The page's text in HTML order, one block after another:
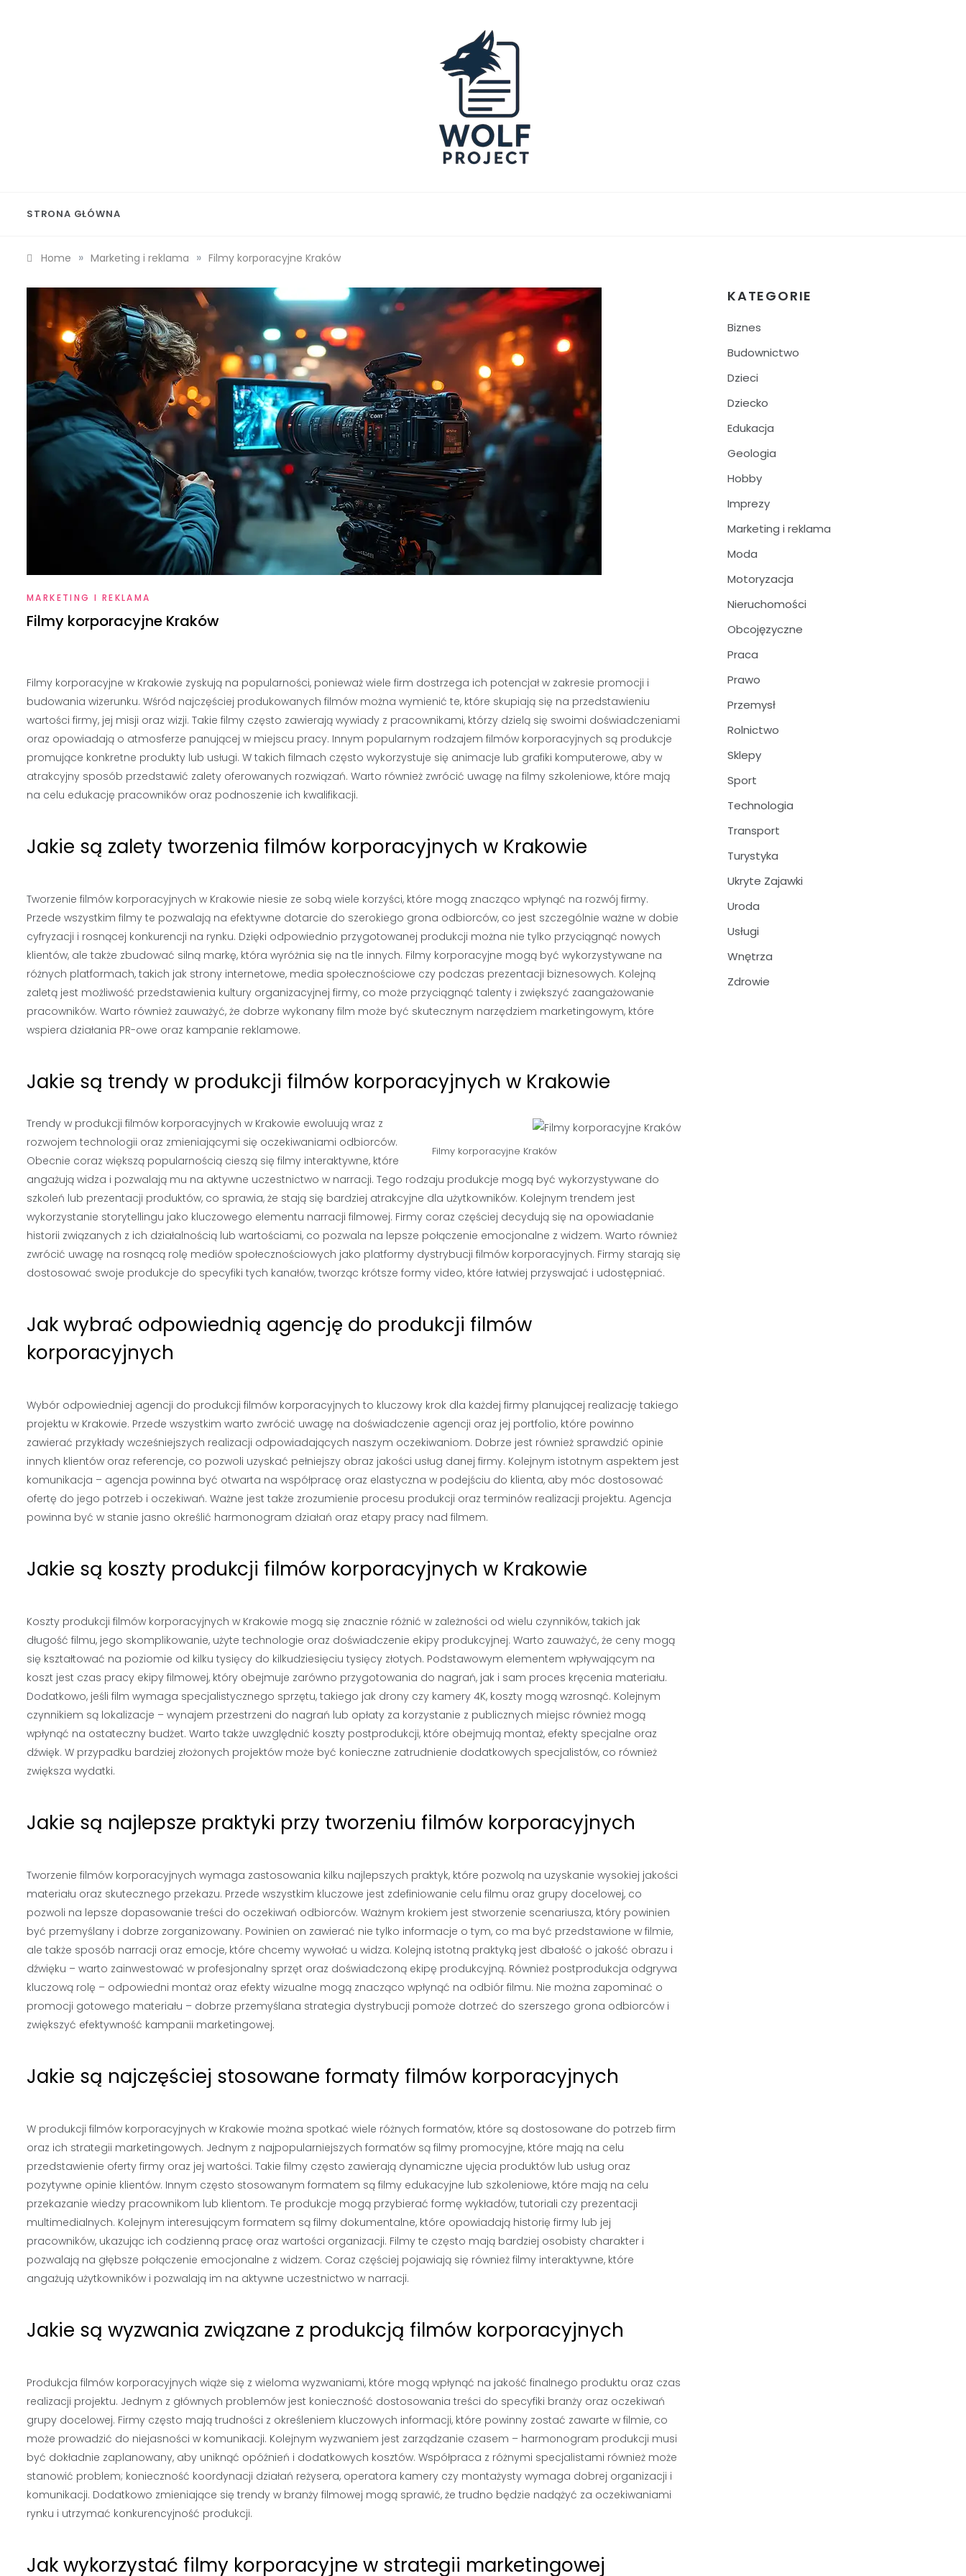
STRONA GŁÓWNA
Home » Marketing i reklama » Filmy korporacyjne Kraków
MARKETING I REKLAMA
Filmy korporacyjne Kraków
Filmy korporacyjne w Krakowie zyskują na popularności, ponieważ wiele firm dostrzega ich potencjał w zakresie promocji i
budowania wizerunku. Wśród najczęściej produkowanych filmów można wymienić te, które skupiają się na przedstawieniu
wartości firmy, jej misji oraz wizji. Takie filmy często zawierają wywiady z pracownikami, którzy dzielą się swoimi doświadczeniami
oraz opowiadają o atmosferze panującej w miejscu pracy. Innym popularnym rodzajem filmów korporacyjnych są produkcje
promujące konkretne produkty lub usługi. W takich filmach często wykorzystuje się animacje lub grafiki komputerowe, aby w
atrakcyjny sposób przedstawić zalety oferowanych rozwiązań. Warto również zwrócić uwagę na filmy szkoleniowe, które mają
na celu edukację pracowników oraz podnoszenie ich kwalifikacji.
Jakie są zalety tworzenia filmów korporacyjnych w Krakowie
Tworzenie filmów korporacyjnych w Krakowie niesie ze sobą wiele korzyści, które mogą znacząco wpłynąć na rozwój firmy.
Przede wszystkim filmy te pozwalają na efektywne dotarcie do szerokiego grona odbiorców, co jest szczególnie ważne w dobie
cyfryzacji i rosnącej konkurencji na rynku. Dzięki odpowiednio przygotowanej produkcji można nie tylko przyciągnąć nowych
klientów, ale także zbudować silną markę, która wyróżnia się na tle innych. Filmy korporacyjne mogą być wykorzystywane na
różnych platformach, takich jak strony internetowe, media społecznościowe czy podczas prezentacji biznesowych. Kolejną
zaletą jest możliwość przedstawienia kultury organizacyjnej firmy, co może przyciągnąć talenty i zwiększyć zaangażowanie
pracowników. Warto również zauważyć, że dobrze wykonany film może być skutecznym narzędziem marketingowym, które
wspiera działania PR-owe oraz kampanie reklamowe.
Jakie są trendy w produkcji filmów korporacyjnych w Krakowie
Filmy korporacyjne Kraków
Trendy w produkcji filmów korporacyjnych w Krakowie ewoluują wraz z
rozwojem technologii oraz zmieniającymi się oczekiwaniami odbiorców.
Obecnie coraz większą popularnością cieszą się filmy interaktywne, które
angażują widza i pozwalają mu na aktywne uczestnictwo w narracji. Tego rodzaju produkcje mogą być wykorzystywane do
szkoleń lub prezentacji produktów, co sprawia, że stają się bardziej atrakcyjne dla użytkowników. Kolejnym trendem jest
wykorzystanie storytellingu jako kluczowego elementu narracji filmowej. Firmy coraz częściej decydują się na opowiadanie
historii związanych z ich działalnością lub wartościami, co pozwala na lepsze połączenie emocjonalne z widzem. Warto również
zwrócić uwagę na rosnącą rolę mediów społecznościowych jako platformy dystrybucji filmów korporacyjnych. Firmy starają się
dostosować swoje produkcje do specyfiki tych kanałów, tworząc krótsze formy video, które łatwiej przyswajać i udostępniać.
Jak wybrać odpowiednią agencję do produkcji filmów
korporacyjnych
Wybór odpowiedniej agencji do produkcji filmów korporacyjnych to kluczowy krok dla każdej firmy planującej realizację takiego
projektu w Krakowie. Przede wszystkim warto zwrócić uwagę na doświadczenie agencji oraz jej portfolio, które powinno
zawierać przykłady wcześniejszych realizacji odpowiadających naszym oczekiwaniom. Dobrze jest również sprawdzić opinie
innych klientów oraz referencje, co pozwoli uzyskać pełniejszy obraz jakości usług danej firmy. Kolejnym istotnym aspektem jest
komunikacja – agencja powinna być otwarta na współpracę oraz elastyczna w podejściu do klienta, aby móc dostosować
ofertę do jego potrzeb i oczekiwań. Ważne jest także zrozumienie procesu produkcji oraz terminów realizacji projektu. Agencja
powinna być w stanie jasno określić harmonogram działań oraz etapy pracy nad filmem.
Jakie są koszty produkcji filmów korporacyjnych w Krakowie
Koszty produkcji filmów korporacyjnych w Krakowie mogą się znacznie różnić w zależności od wielu czynników, takich jak
długość filmu, jego skomplikowanie, użyte technologie oraz doświadczenie ekipy produkcyjnej. Warto zauważyć, że ceny mogą
się kształtować na poziomie od kilku tysięcy do kilkudziesięciu tysięcy złotych. Podstawowym elementem wpływającym na
koszt jest czas pracy ekipy filmowej, który obejmuje zarówno przygotowania do nagrań, jak i sam proces kręcenia materiału.
Dodatkowo, jeśli film wymaga specjalistycznego sprzętu, takiego jak drony czy kamery 4K, koszty mogą wzrosnąć. Kolejnym
czynnikiem są lokalizacje – wynajem przestrzeni do nagrań lub opłaty za korzystanie z publicznych miejsc również mogą
wpłynąć na ostateczny budżet. Warto także uwzględnić koszty postprodukcji, które obejmują montaż, efekty specjalne oraz
dźwięk. W przypadku bardziej złożonych projektów może być konieczne zatrudnienie dodatkowych specjalistów, co również
zwiększa wydatki.
Jakie są najlepsze praktyki przy tworzeniu filmów korporacyjnych
Tworzenie filmów korporacyjnych wymaga zastosowania kilku najlepszych praktyk, które pozwolą na uzyskanie wysokiej jakości
materiału oraz skutecznego przekazu. Przede wszystkim kluczowe jest zdefiniowanie celu filmu oraz grupy docelowej, co
pozwoli na lepsze dopasowanie treści do oczekiwań odbiorców. Ważnym krokiem jest stworzenie scenariusza, który powinien
być przemyślany i dobrze zorganizowany. Powinien on zawierać nie tylko informacje o tym, co ma być przedstawione w filmie,
ale także sposób narracji oraz emocje, które chcemy wywołać u widza. Kolejną istotną praktyką jest dbałość o jakość obrazu i
dźwięku – warto zainwestować w profesjonalny sprzęt oraz doświadczoną ekipę produkcyjną. Również postprodukcja odgrywa
kluczową rolę – odpowiedni montaż oraz efekty wizualne mogą znacząco wpłynąć na odbiór filmu. Nie można zapominać o
promocji gotowego materiału – dobrze przemyślana strategia dystrybucji pomoże dotrzeć do szerszego grona odbiorców i
zwiększyć efektywność kampanii marketingowej.
Jakie są najczęściej stosowane formaty filmów korporacyjnych
W produkcji filmów korporacyjnych w Krakowie można spotkać wiele różnych formatów, które są dostosowane do potrzeb firm
oraz ich strategii marketingowych. Jednym z najpopularniejszych formatów są filmy promocyjne, które mają na celu
przedstawienie oferty firmy oraz jej wartości. Takie filmy często zawierają dynamiczne ujęcia produktów lub usług oraz
pozytywne opinie klientów. Innym często stosowanym formatem są filmy edukacyjne lub szkoleniowe, które mają na celu
przekazanie wiedzy pracownikom lub klientom. Te produkcje mogą przybierać formę wykładów, tutoriali czy prezentacji
multimedialnych. Kolejnym interesującym formatem są filmy dokumentalne, które opowiadają historię firmy lub jej
pracowników, ukazując ich codzienną pracę oraz wartości organizacji. Filmy te często mają bardziej osobisty charakter i
pozwalają na głębsze połączenie emocjonalne z widzem. Coraz częściej pojawiają się również filmy interaktywne, które
angażują użytkowników i pozwalają im na aktywne uczestnictwo w narracji.
Jakie są wyzwania związane z produkcją filmów korporacyjnych
Produkcja filmów korporacyjnych wiąże się z wieloma wyzwaniami, które mogą wpłynąć na jakość finalnego produktu oraz czas
realizacji projektu. Jednym z głównych problemów jest konieczność dostosowania treści do specyfiki branży oraz oczekiwań
grupy docelowej. Firmy często mają trudności z określeniem kluczowych informacji, które powinny zostać zawarte w filmie, co
może prowadzić do niejasności w komunikacji. Kolejnym wyzwaniem jest zarządzanie czasem – harmonogram produkcji musi
być dokładnie zaplanowany, aby uniknąć opóźnień i dodatkowych kosztów. Współpraca z różnymi specjalistami również może
stanowić problem; konieczność koordynacji działań reżysera, operatora kamery czy montażysty wymaga dobrej organizacji i
komunikacji. Dodatkowo zmieniające się trendy w branży filmowej mogą sprawić, że trudno będzie nadążyć za oczekiwaniami
rynku i utrzymać konkurencyjność produkcji.
Jak wykorzystać filmy korporacyjne w strategii marketingowej
KATEGORIE
Biznes
Budownictwo
Dzieci
Dziecko
Edukacja
Geologia
Hobby
Imprezy
Marketing i reklama
Moda
Motoryzacja
Nieruchomości
Obcojęzyczne
Praca
Prawo
Przemysł
Rolnictwo
Sklepy
Sport
Technologia
Transport
Turystyka
Ukryte Zajawki
Uroda
Usługi
Wnętrza
Zdrowie